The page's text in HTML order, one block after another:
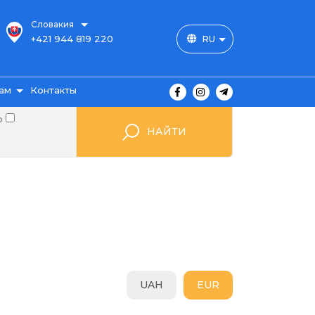
Словакия
+421 944 819 220 RU
Контакты
НАЙТИ
EUR
UAH